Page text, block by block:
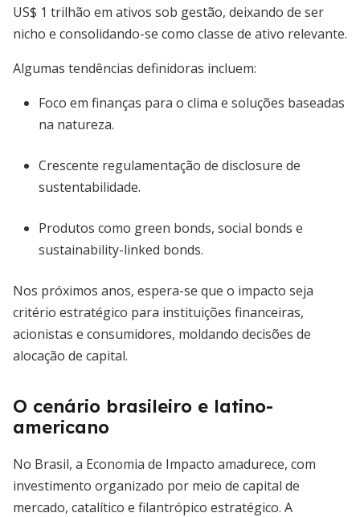
US$ 1 trilhão em ativos sob gestão, deixando de ser
nicho e consolidando-se como classe de ativo relevante.
Algumas tendências definidoras incluem:
Foco em finanças para o clima e soluções baseadas
na natureza.
Crescente regulamentação de disclosure de
sustentabilidade.
Produtos como green bonds, social bonds e
sustainability-linked bonds.
Nos próximos anos, espera-se que o impacto seja
critério estratégico para instituições financeiras,
acionistas e consumidores, moldando decisões de
alocação de capital.
O cenário brasileiro e latino-
americano
No Brasil, a Economia de Impacto amadurece, com
investimento organizado por meio de capital de
mercado, catalítico e filantrópico estratégico. A